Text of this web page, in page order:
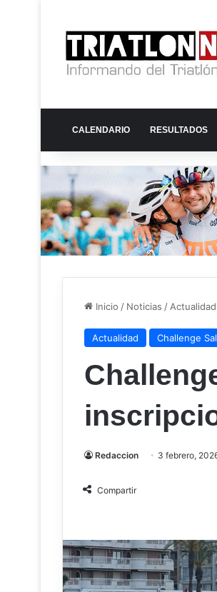
CALENDARIO RESULTADOS
Inicio / Noticias / Actualidad
Actualidad Challenge
Redaccion 3 febrero,
Compartir